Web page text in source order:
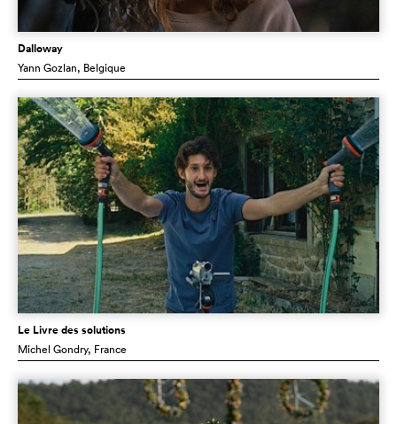
Dalloway
Yann Gozlan, Belgique
Le Livre des solutions
Michel Gondry, France